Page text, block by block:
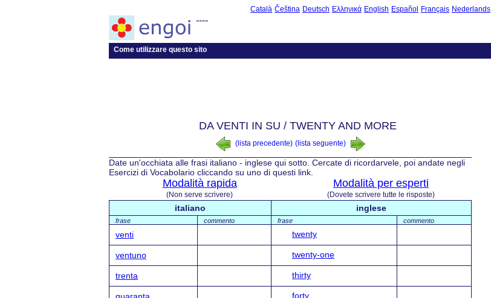
Català Čeština Deutsch Ελληνικά English Español Français Nederlands
----
Come utilizzare questo sito
DA VENTI IN SU / TWENTY AND MORE
(lista precedente) (lista seguente)
Date un'occhiata alle frasi italiano - inglese qui sotto. Cercate di ricordarvele, poi andate negli
Esercizi di Vocabolario cliccando su uno di questi link.
Modalità rapida
(Non serve scrivere)
Modalità per esperti
(Dovete scrivere tutte le risposte)
italiano inglese
frase commento frase commento
venti twenty
ventuno twenty-one
trenta thirty
forty